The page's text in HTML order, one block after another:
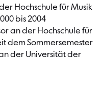
Hochschule für Musik
bis 2004
an der Hochschule für
dem Sommersemester
der Universität der